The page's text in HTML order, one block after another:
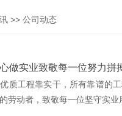
>> 公司动态
做实业致敬每一位努力拼
质工程靠实干，所有靠谱的
劳动者，致敬每一位坚守实